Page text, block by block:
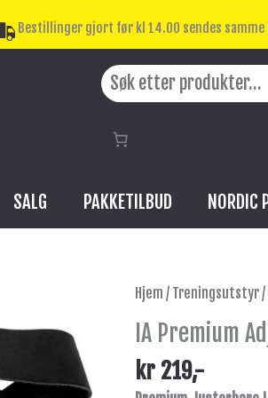
Bestillinger gjort før kl 14.00 sendes
SALG PAKKETILBUD NORDIC
Hjem / Treningsutstyr/
IA Premium
kr 219,-
IA
Adjustable
Leather
Straps